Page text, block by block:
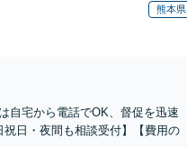
熊本県
自宅から電話でOK、督促を迅速
日・夜間も相談受付】【費用の